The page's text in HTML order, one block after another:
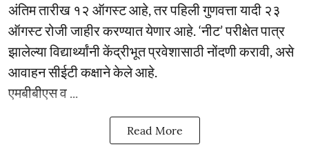
अंतिम तारीख १२ ऑगस्ट आहे, तर पहिली गुणवत्ता यादी २३
ऑगस्ट रोजी जाहीर करण्यात येणार आहे. ‘नीट’ परीक्षेत पात्र
झालेल्या विद्यार्थ्यांनी केंद्रीभूत प्रवेशासाठी नोंदणी करावी, असे
आवाहन सीईटी कक्षाने केले आहे.
एमबीबीएस व ...
Read More